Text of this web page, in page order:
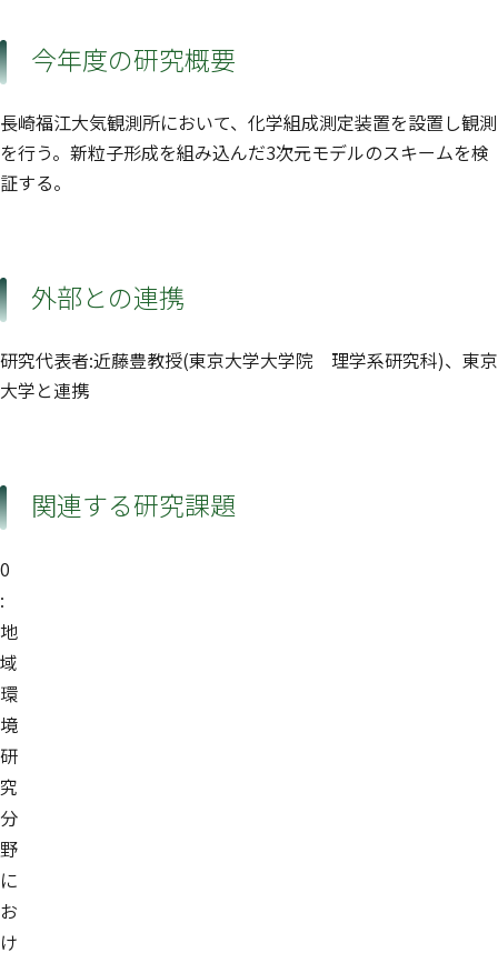
今年度の研究概要
長崎福江大気観測所において、化学組成測定装置を設置し観測
を行う。新粒子形成を組み込んだ3次元モデルのスキームを検
証する。
外部との連携
研究代表者:近藤豊教授(東京大学大学院 理学系研究科)、東京
大学と連携
関連する研究課題
0
:
地
域
環
境
研
究
分
野
に
お
け